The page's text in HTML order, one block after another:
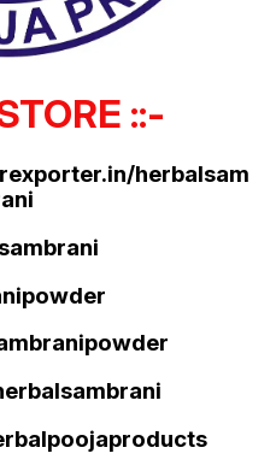
::-
herbalsam